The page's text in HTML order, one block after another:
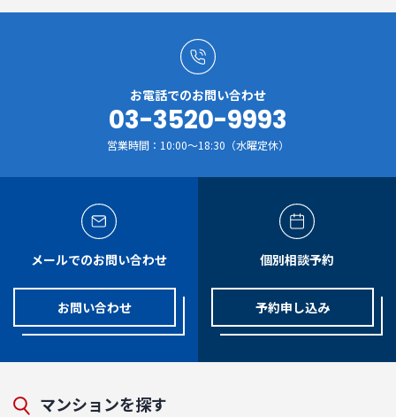
お電話でのお問い合わせ
03-3520-9993
営業時間：10:00～18:30（水曜定休）
メールでのお問い合わせ
お問い合わせ
個別相談予約
予約申し込み
マンションを探す